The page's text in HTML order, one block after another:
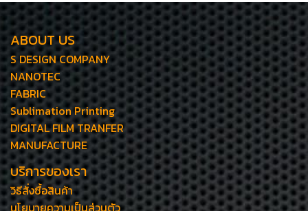
ABOUT US
S DESIGN COMPANY
NANOTEC
FABRIC
Sublimation Printing
DIGITAL FILM TRANFER
MANUFACTURE
บริการของเรา
วิธีสั่งซื้อสินค้า